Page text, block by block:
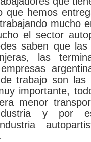
hemos
mucho
el sector
saben que las
las
trabajo son las
importante,
menor
y por